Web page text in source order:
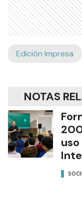
Edición Impresa
NOTAS